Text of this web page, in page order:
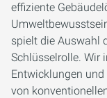
effiziente
spielt die Auswahl
Schlüsselrolle. Wir
Entwicklungen
von